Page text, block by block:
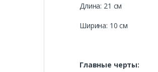
Длина: 21 см
Ширина: 10 см
Главные черты: